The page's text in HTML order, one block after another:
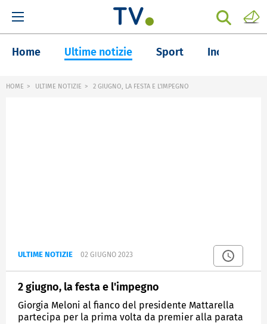
Home Ultime notizie Sport Inchieste
HOME ULTIME NOTIZIE 2 GIUGNO, LA FESTA E L'IMPEGNO
ULTIME NOTIZIE 02 GIUGNO 2023
2 giugno, la festa e l'impegno
Giorgia Meloni al fianco del presidente Mattarella
partecipa per la prima volta da premier alla parata